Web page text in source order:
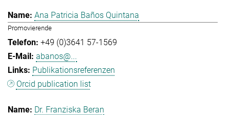
Ana Patricia Baños Quintana
Promovierende
+49 (0)3641 57-1569
abanos@...
Publikationsreferenzen
Orcid publication list
Dr. Franziska Beran